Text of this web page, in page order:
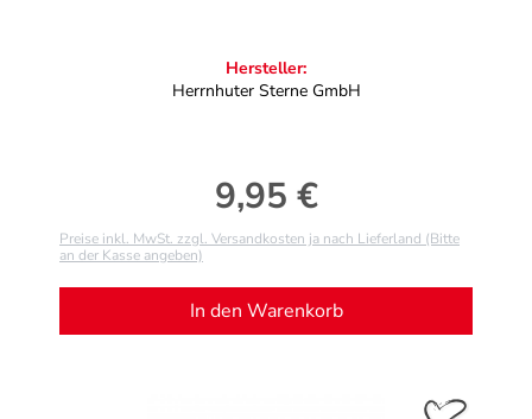
Hersteller:
Herrnhuter Sterne GmbH
Regulärer Preis:
9,95 €
Preise inkl. MwSt. zzgl. Versandkosten ja nach Lieferland (Bitte
an der Kasse angeben)
In den Warenkorb